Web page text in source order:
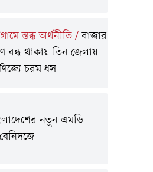
স্তব্ধ অর্থনীতি/বাজার
বন্ধ থাকায় তিন জেলায়
চরম ধস
নতুন এমডি